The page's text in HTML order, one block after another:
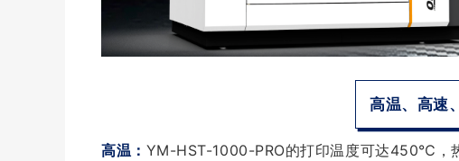
高温、高速
高温： YM-HST-1000-PRO的打印温度可达450℃